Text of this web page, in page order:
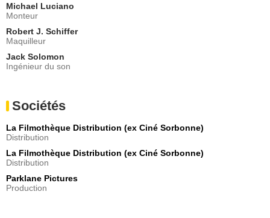
Michael Luciano
Monteur
Robert J. Schiffer
Maquilleur
Jack Solomon
Ingénieur du son
Sociétés
La Filmothèque Distribution (ex Ciné Sorbonne)
Distribution
La Filmothèque Distribution (ex Ciné Sorbonne)
Distribution
Parklane Pictures
Production